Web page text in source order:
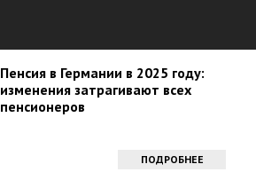
Пенсия в Германии в 2025 году:
изменения затрагивают всех
пенсионеров
ПОДРОБНЕЕ